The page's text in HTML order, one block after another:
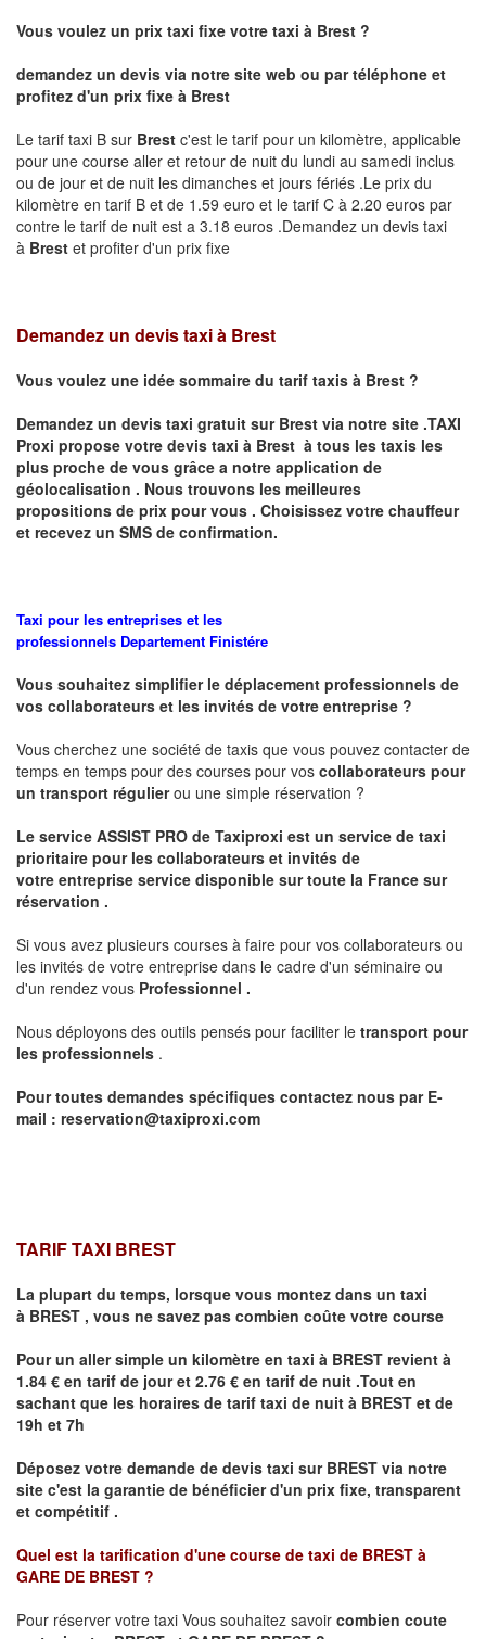
Vous voulez un prix taxi fixe votre taxi à Brest ?
demandez un devis via notre site web ou par téléphone et
profitez d'un prix fixe à Brest
Le tarif taxi B sur Brest c'est le tarif pour un kilomètre, applicable
pour une course aller et retour de nuit du lundi au samedi inclus
ou de jour et de nuit les dimanches et jours fériés .Le prix du
kilomètre en tarif B et de 1.59 euro et le tarif C à 2.20 euros par
contre le tarif de nuit est a 3.18 euros .Demandez un devis taxi
à Brest et profiter d'un prix fixe
Demandez un devis taxi à Brest
Vous voulez une idée sommaire du tarif taxis à Brest ?
Demandez un devis taxi gratuit sur Brest via notre site .TAXI
Proxi propose votre devis taxi à Brest à tous les taxis les
plus proche de vous grâce a notre application de
géolocalisation . Nous trouvons les meilleures
propositions de prix pour vous . Choisissez votre chauffeur
et recevez un SMS de confirmation.
Taxi pour les entreprises et les
professionnels Departement Finistére
Vous souhaitez simplifier le déplacement professionnels de
vos collaborateurs et les invités de votre entreprise ?
Vous cherchez une société de taxis que vous pouvez contacter de
temps en temps pour des courses pour vos collaborateurs pour
un transport régulierou une simple réservation ?
Le service ASSIST PRO de Taxiproxi est un service de taxi
prioritaire pour les collaborateurs et invités de
votre entreprise service disponible sur toute la France sur
réservation .
Si vous avez plusieurs courses à faire pour vos collaborateurs ou
les invités de votre entreprise dans le cadre d'un séminaire ou
d'un rendez vous Professionnel .
Nous déployons des outils pensés pour faciliter le transport pour
les professionnels .
Pour toutes demandes spécifiques contactez nous par E-
mail : reservation@taxiproxi.com
TARIF TAXI BREST
La plupart du temps, lorsque vous montez dans un taxi
à BREST , vous ne savez pas combien coûte votre course
Pour un aller simple un kilomètre en taxi à BREST revient à
1.84 € en tarif de jour et 2.76 € en tarif de nuit .Tout en
sachant que les horaires de tarif taxi de nuit à BREST et de
19h et 7h
Déposez votre demande de devis taxi sur BREST via notre
site c'est la garantie de bénéficier d'un prix fixe, transparent
et compétitif .
Quel est la tarification d'une course de taxi de BREST à
GARE DE BREST ?
Pour réserver votre taxi Vous souhaitez savoir combien coute